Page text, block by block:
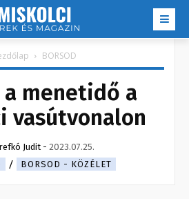
BORSOD
a menetidő a
vasútvonalon
Judit - 2023.07.25.
BORSOD - KÖZÉLET